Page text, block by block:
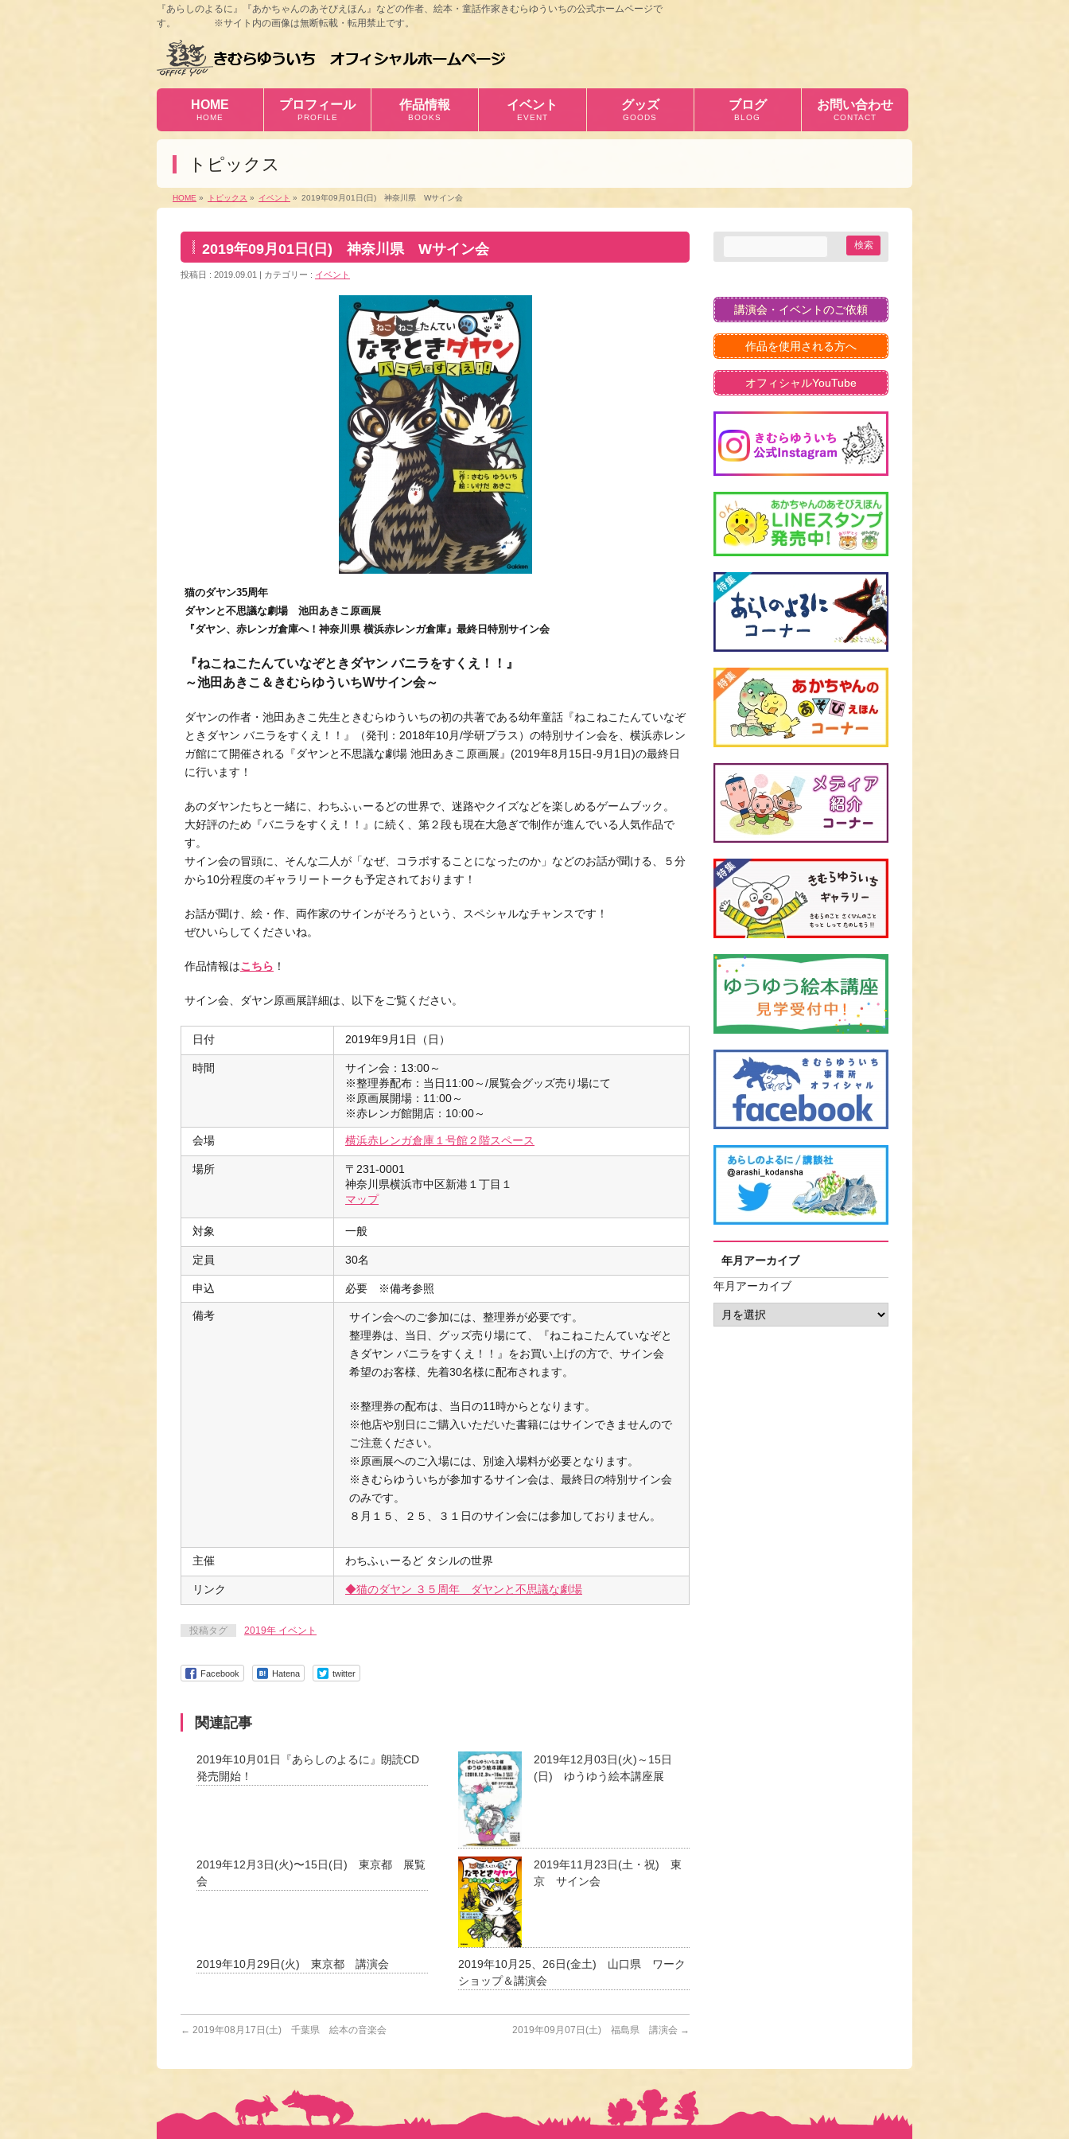
『あらしのよるに』『あかちゃんのあそびえほん』などの作者、絵本・童話作家きむらゆういちの公式ホームページで
す。 ※サイト内の画像は無断転載・転用禁止です。
HOME
HOME
プロフィール
PROFILE
作品情報
BOOKS
イベント
EVENT
グッズ
GOODS
ブログ
BLOG
お問い合わせ
CONTACT
トピックス
HOME » トピックス » イベント » 2019年09月01日(日) 神奈川県 Wサイン会
2019年09月01日(日) 神奈川県 Wサイン会
投稿日 : 2019.09.01 カテゴリー : イベント
猫のダヤン35周年
ダヤンと不思議な劇場 池田あきこ原画展
『ダヤン、赤レンガ倉庫へ！神奈川県 横浜赤レンガ倉庫』最終日特別サイン会
『ねこねこたんていなぞときダヤン バニラをすくえ！！』
～池田あきこ＆きむらゆういちWサイン会～
ダヤンの作者・池田あきこ先生ときむらゆういちの初の共著である幼年童話『ねこねこたんていなぞ
ときダヤン バニラをすくえ！！』（発刊：2018年10月/学研プラス）の特別サイン会を、横浜赤レン
ガ館にて開催される『ダヤンと不思議な劇場 池田あきこ原画展』(2019年8月15日-9月1日)の最終日
に行います！
あのダヤンたちと一緒に、わちふぃーるどの世界で、迷路やクイズなどを楽しめるゲームブック。
大好評のため『バニラをすくえ！！』に続く、第２段も現在大急ぎで制作が進んでいる人気作品で
す。
サイン会の冒頭に、そんな二人が「なぜ、コラボすることになったのか」などのお話が聞ける、５分
から10分程度のギャラリートークも予定されております！
お話が聞け、絵・作、両作家のサインがそろうという、スペシャルなチャンスです！
ぜひいらしてくださいね。
作品情報はこちら ！
サイン会、ダヤン原画展詳細は、以下をご覧ください。
日付 2019年9月1日（日）
時間
サイン会：13:00～
※整理券配布：当日11:00～/展覧会グッズ売り場にて
※原画展開場：11:00～
※赤レンガ館開店：10:00～
会場 横浜赤レンガ倉庫１号館２階スペース
場所
〒231-0001
神奈川県横浜市中区新港１丁目１
マップ
対象 一般
定員 30名
申込 必要 ※備考参照
備考
サイン会へのご参加には、整理券が必要です。
整理券は、当日、グッズ売り場にて、『ねこねこたんていなぞと
きダヤン バニラをすくえ！！』をお買い上げの方で、サイン会
希望のお客様、先着30名様に配布されます。
※整理券の配布は、当日の11時からとなります。
※他店や別日にご購入いただいた書籍にはサインできませんので
ご注意ください。
※原画展へのご入場には、別途入場料が必要となります。
※きむらゆういちが参加するサイン会は、最終日の特別サイン会
のみです。
８月１５、２５、３１日のサイン会には参加しておりません。
主催 わちふぃーるど タシルの世界
リンク ◆猫のダヤン ３５周年 ダヤンと不思議な劇場
投稿タグ 2019年 イベント
Facebook Hatena twitter
関連記事
2019年10月01日『あらしのよるに』朗読CD
発売開始！
2019年12月03日(火)～15日
(日) ゆうゆう絵本講座展
2019年12月3日(火)〜15日(日) 東京都 展覧
会
2019年11月23日(土・祝) 東
京 サイン会
2019年10月29日(火) 東京都 講演会
2019年10月25、26日(金土) 山口県 ワーク
ショップ＆講演会
← 2019年08月17日(土) 千葉県 絵本の音楽会 2019年09月07日(土) 福島県 講演会 →
講演会・イベントのご依頼
作品を使用される方へ
オフィシャルYouTube
年月アーカイブ
年月アーカイブ